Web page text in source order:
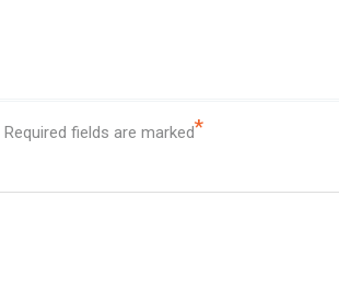
Required fields are marked*